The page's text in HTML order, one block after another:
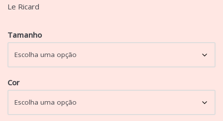
Le Ricard
Tamanho
Cor